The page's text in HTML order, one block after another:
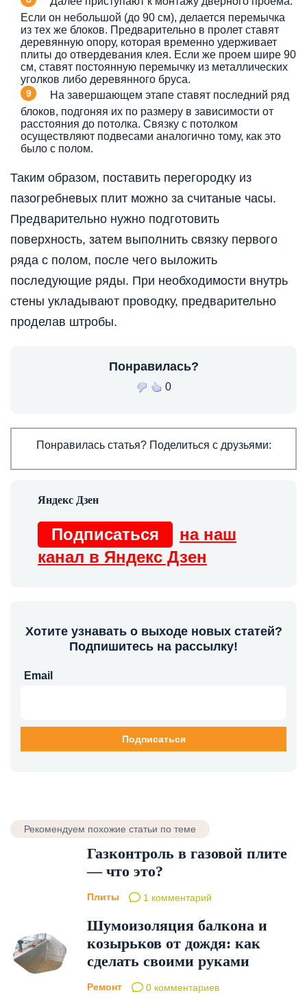
Если он небольшой (до 90 см), делается перемычка
из тех же блоков. Предварительно в пролет ставят
деревянную опору, которая временно удерживает
плиты до отвердевания клея. Если же проем шире 90
см, ставят постоянную перемычку из металлических
уголков либо деревянного бруса.
На завершающем этапе ставят последний ряд
блоков, подгоняя их по размеру в зависимости от
расстояния до потолка. Связку с потолком
осуществляют подвесами аналогично тому, как это
было с полом.
Таким образом, поставить перегородку из
пазогребневых плит можно за считаные часы.
Предварительно нужно подготовить
поверхность, затем выполнить связку первого
ряда с полом, после чего выложить
последующие ряды. При необходимости внутрь
стены укладывают проводку, предварительно
проделав штробы.
Понравилась?
0
Понравилась статья? Поделиться с друзьями:
Подписаться
на наш
канал в Яндекс Дзен
Хотите узнавать о выходе новых статей?
Подпишитесь на рассылку!
Email
Рекомендуем похожие статьи по теме
Газконтроль в газовой плите
— что это?
Плиты 1 комментарий
Шумоизоляция балкона и
козырьков от дождя: как
сделать своими руками
Ремонт 0 комментариев